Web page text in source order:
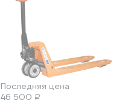
Последняя цена
46 500 ₽